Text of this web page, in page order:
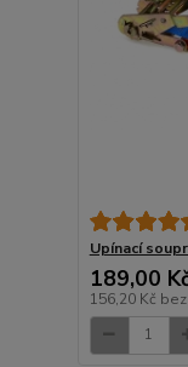
Upínací
189,00
156,20 Kč